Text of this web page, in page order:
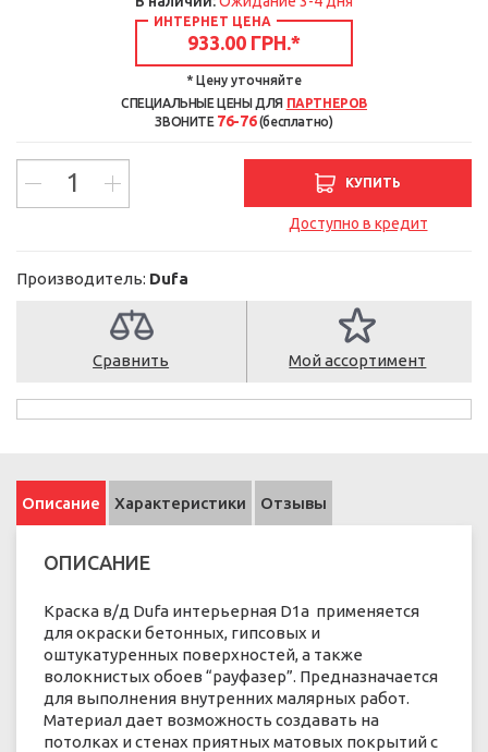
ИНТЕРНЕТ ЦЕНА
933.00 ГРН.*
* Цену уточняйте
СПЕЦИАЛЬНЫЕ ЦЕНЫ ДЛЯ ПАРТНЕРОВ
ЗВОНИТЕ 76-76(бесплатно)
КУПИТЬ
Доступно в кредит
Производитель: Dufa
Сравнить Мой ассортимент
Описание Характеристики Отзывы
ОПИСАНИЕ
Краска в/д Dufa интерьерная D1a применяется
для окраски бетонных, гипсовых и
оштукатуренных поверхностей, а также
волокнистых обоев “рауфазер”. Предназначается
для выполнения внутренних малярных работ.
Материал дает возможность создавать на
потолках и стенах приятных матовых покрытий с